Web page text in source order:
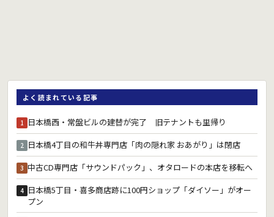
よく読まれている記事
1 日本橋西・常盤ビルの建替が完了 旧テナントも里帰り
2 日本橋4丁目の和牛丼専門店「肉の隠れ家 おあがり」は閉店
3 中古CD専門店「サウンドパック」、オタロードの本店を移転へ
4 日本橋5丁目・喜多商店跡に100円ショップ「ダイソー」がオー
プン